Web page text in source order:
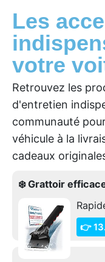
Les
votre
Retrouvez les
d'entretien
communauté
véhicule à la
cadeaux
❄️ Grattoir
👉